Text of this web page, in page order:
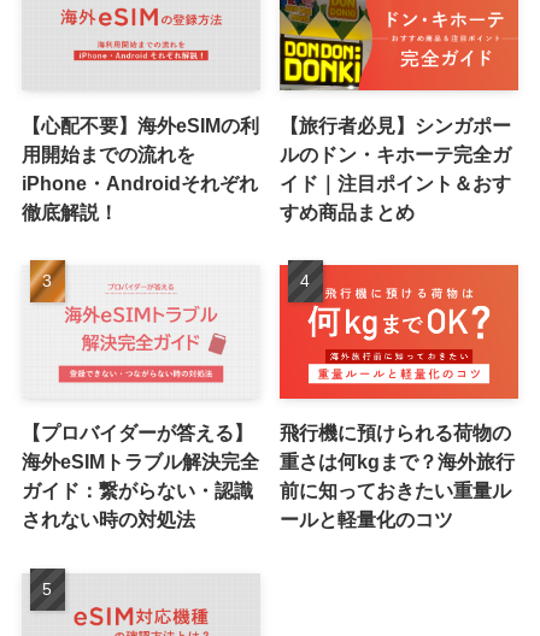
【心配不要】海外eSIMの利
用開始までの流れを
iPhone・Androidそれぞれ
徹底解説！
【旅行者必見】シンガポー
ルのドン・キホーテ完全ガ
イド｜注目ポイント＆おす
すめ商品まとめ
【プロバイダーが答える】
海外eSIMトラブル解決完全
ガイド：繋がらない・認識
されない時の対処法
飛行機に預けられる荷物の
重さは何kgまで？海外旅行
前に知っておきたい重量ル
ールと軽量化のコツ